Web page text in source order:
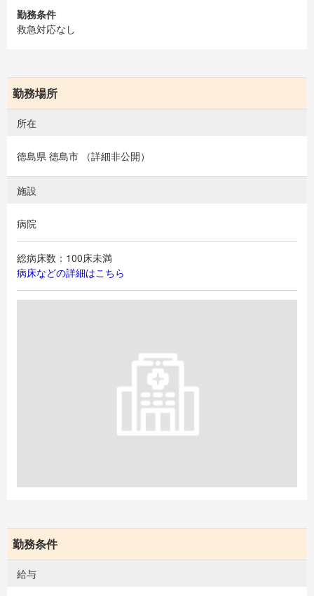
勤務条件
救急対応なし
勤務場所
所在
徳島県 徳島市 （詳細非公開）
施設
病院
総病床数：100床未満
病床などの詳細はこちら
勤務条件
給与